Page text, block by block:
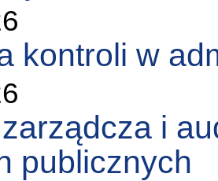
kontroli w
i
publicznych